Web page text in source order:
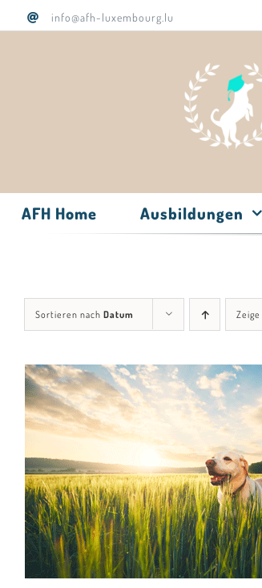
Zum
Inhalt
info@afh-luxembourg.lu
AFH Home Ausbildungen
Sortieren nach Datum Zeige